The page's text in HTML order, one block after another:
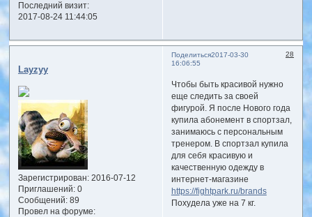
Последний визит:
2017-08-24 11:44:05
Поделиться 28
2017-03-30
16:06:55
Layzyy
Зарегистрирован: 2016-07-12
Приглашений:0
Сообщений:89
Провел на форуме:
Чтобы быть красивой нужно
еще следить за своей
фигурой. Я после Нового года
купила абонемент в спортзал,
занимаюсь с персональным
тренером. В спортзал купила
для себя красивую и
качественную одежду в
интернет-магазине
https://fightpark.ru/brands
Похудела уже на 7 кг.